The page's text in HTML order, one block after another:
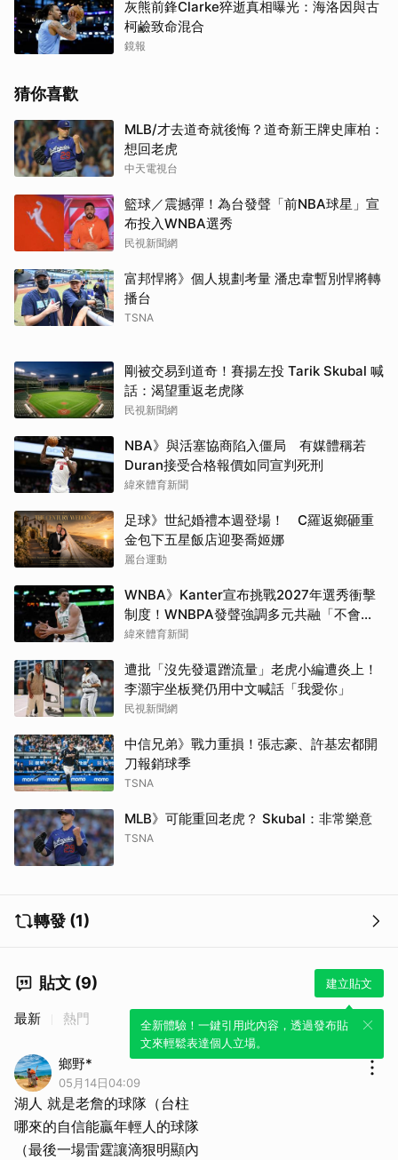
灰熊前鋒Clarke猝逝真相曝光：海洛因與古
柯鹼致命混合
鏡報
猜你喜歡
MLB/才去道奇就後悔？道奇新王牌史庫柏：
想回老虎
中天電視台
籃球／震撼彈！為台發聲「前NBA球星」宣
布投入WNBA選秀
民視新聞網
富邦悍將》個人規劃考量 潘忠韋暫別悍將轉
播台
TSNA
剛被交易到道奇！賽揚左投 Tarik Skubal 喊
話：渴望重返老虎隊
民視新聞網
NBA》與活塞協商陷入僵局 有媒體稱若
Duran接受合格報價如同宣判死刑
緯來體育新聞
足球》世紀婚禮本週登場！ C羅返鄉砸重
金包下五星飯店迎娶喬姬娜
麗台運動
WNBA》Kanter宣布挑戰2027年選秀衝擊
制度！WNBPA發聲強調多元共融「不會成
為政治棋子」
緯來體育新聞
遭批「沒先發還蹭流量」老虎小編遭炎上！
李灝宇坐板凳仍用中文喊話「我愛你」
民視新聞網
中信兄弟》戰力重損！張志豪、許基宏都開
刀報銷球季
TSNA
MLB》可能重回老虎？ Skubal：非常樂意
TSNA
轉發 (1)
貼文 (9) 建立貼文
全新體驗！一鍵引用此內容，透過發布貼
文來輕鬆表達個人立場。
最新 熱門
鄉野*
05月14日04:09
湖人 就是老詹的球隊（台柱
哪來的自信能贏年輕人的球隊
（最後一場雷霆讓滴狠明顯內